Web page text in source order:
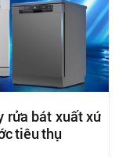
rửa bát xuất xứ
tiêu thụ